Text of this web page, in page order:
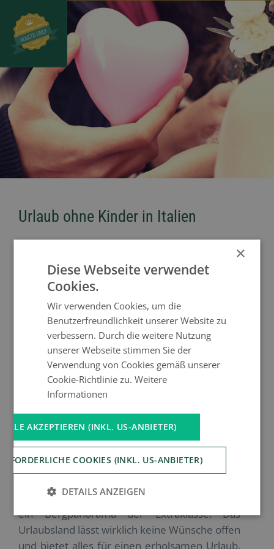
Urlaub ohne Kinder in Italien
Das wunderschöne Land Italien steht für feine
Aromen, glitzernde Kunstschätze, sardische
Küsten mit smaragdgrünem Wasser und
schneebedeckten Dolomiten. Erleben Sie
„Bella Italia“ mit all ihren vielseitigen Facetten
und verbringen Sie einen unvergesslichen
Erwachsenenurlaub in dem romantischen und
idyllischen Land.
Adults Only Hotels in Südtirol
Schlendern Sie mit Ihrem Liebsten oder mit
Freunden, durch die liebevollen italienischen
Dörfer und genießen Sie lokaltypische Pizza
und Pasta mit guten italienischen Wein oder
Alpenlandschaft des Landes und genießen Sie
ein Bergpanorama der Extraklasse. Das
Urlaubsland lässt wirklich keine Wünsche offen
und bietet alles für einen erholsamen Urlaub.
×
Diese Webseite verwendet
Cookies.
Wir verwenden Cookies, um die
Benutzerfreundlichkeit unserer Website zu
verbessern. Durch die weitere Nutzung
unserer Webseite stimmen Sie der
Verwendung von Cookies gemäß unserer
Cookie-Richtlinie zu.Weitere
Informationen
ALLE AKZEPTIEREN (INKL. US-ANBIETER)
COOKIES (INKL. US-ANBIETER)
DETAILS ANZEIGEN